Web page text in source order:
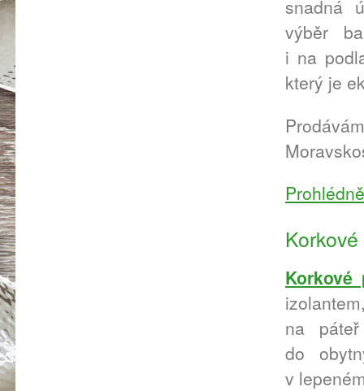
snadná
výběr
i na
který je
Korkové
na
do
v